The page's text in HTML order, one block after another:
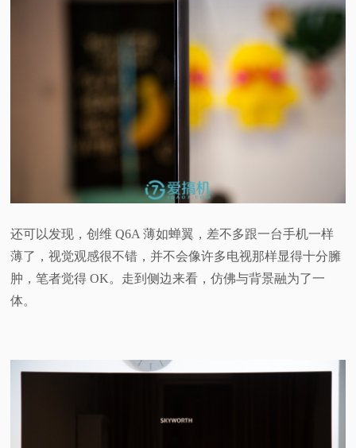
还可以发现，创维 Q6A 薄如蝉翼，差不多跟一台手机一样
薄了，视觉观感很不错，并不会像许多电视那样显得十分臃
肿，笔者觉得 OK。走到侧边来看，仿佛与背景融为了一
体。